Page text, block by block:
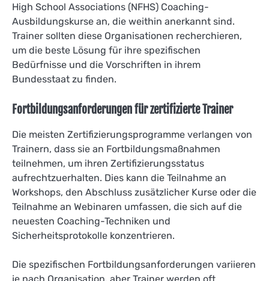
High School Associations (NFHS) Coaching-
Ausbildungskurse an, die weithin anerkannt sind.
Trainer sollten diese Organisationen recherchieren,
um die beste Lösung für ihre spezifischen
Bedürfnisse und die Vorschriften in ihrem
Bundesstaat zu finden.
Fortbildungsanforderungen für zertifizierte Trainer
Die meisten Zertifizierungsprogramme verlangen von
Trainern, dass sie an Fortbildungsmaßnahmen
teilnehmen, um ihren Zertifizierungsstatus
aufrechtzuerhalten. Dies kann die Teilnahme an
Workshops, den Abschluss zusätzlicher Kurse oder die
Teilnahme an Webinaren umfassen, die sich auf die
neuesten Coaching-Techniken und
Sicherheitsprotokolle konzentrieren.
Die spezifischen Fortbildungsanforderungen variieren